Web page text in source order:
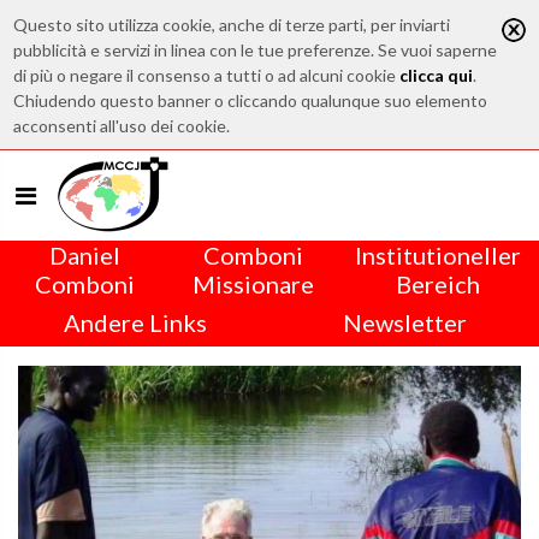
Questo sito utilizza cookie, anche di terze parti, per inviarti
pubblicità e servizi in linea con le tue preferenze. Se vuoi saperne
di più o negare il consenso a tutti o ad alcuni cookie clicca qui.
Chiudendo questo banner o cliccando qualunque suo elemento
acconsenti all'uso dei cookie.
Daniel
Comboni
Comboni
Missionare
Institutioneller
Bereich
Andere Links
Newsletter